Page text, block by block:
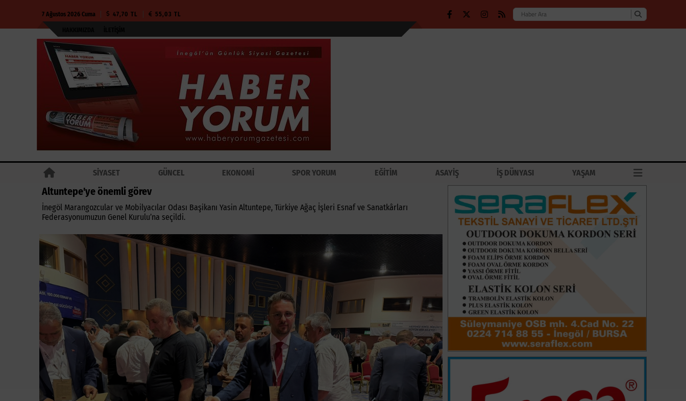
7 Ağustos 2026 Cuma 47,70 TL 55,03 TL
SİYASET GÜNCEL EKONOMİ SPOR YORUM EĞİTİM ASAYİŞ İŞ DÜNYASI YAŞAM
Altuntepe'ye önemli görev
İnegöl Marangozcular ve Mobilyacılar Odası Başikanı Yasin Altuntepe, Türkiye Ağaç İşleri Esnaf ve Sanatkârları
Federasyonumuzun Genel Kurulu’na seçildi.